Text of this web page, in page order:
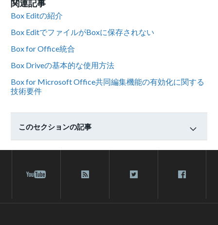
関連記事
Box Editの紹介
Box EditでファイルがBoxに保存されない
Box for Office統合
Box Driveの基本的な使用方法
Box for Microsoft Office共同編集機能の有効化に関する
技術要件
このセクションの記事